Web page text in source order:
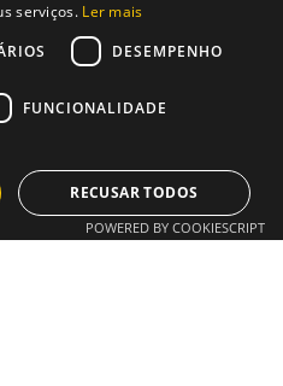
com as últimas tendências e
em web design e
de design como Adobe
serviços. Ler mais
DESEMPENHO
FUNCIONALIDADE
RECUSAR TODOS
POWERED BY COOKIESCRIPT